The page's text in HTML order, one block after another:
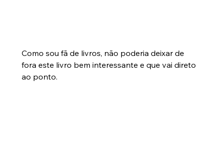
Como sou fã de livros, não poderia deixar de
fora este livro bem interessante e que vai direto
ao ponto.